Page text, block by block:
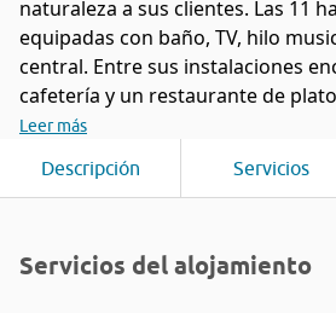
naturaleza a sus clientes. Las 11
equipadas con baño, TV, hilo
central. Entre sus instalaciones
cafetería y un restaurante de
Leer más
Descripción Servicios
Servicios del alojamiento